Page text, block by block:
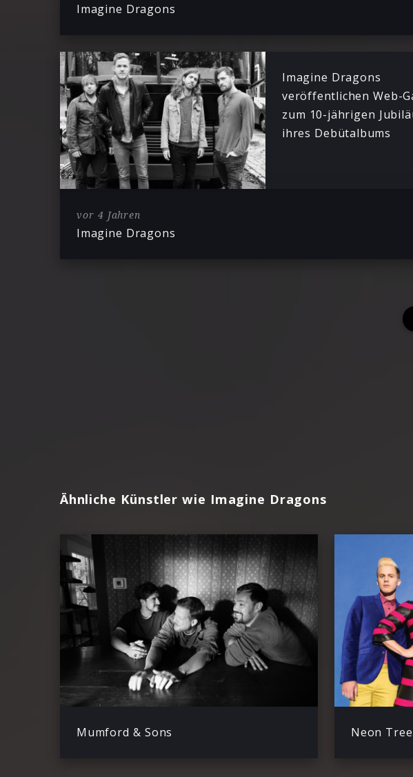
Imagine Dragons
Imagine Dragons
veröffentlichen Web-
zum 10-jährigen
ihres Debütalbums
vor 4 Jahren
Imagine Dragons
Ähnliche Künstler wie Imagine Dragons
Mumford & Sons Neon